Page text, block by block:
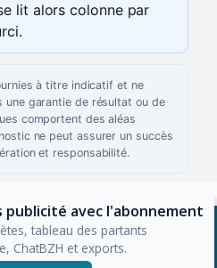
lit alors colonne par
à titre indicatif et ne
une garantie de résultat ou de
comportent des aléas
ne peut assurer un succès
et responsabilité.
publicité avec l'abonnement
tableau des partants
ChatBZH et exports.